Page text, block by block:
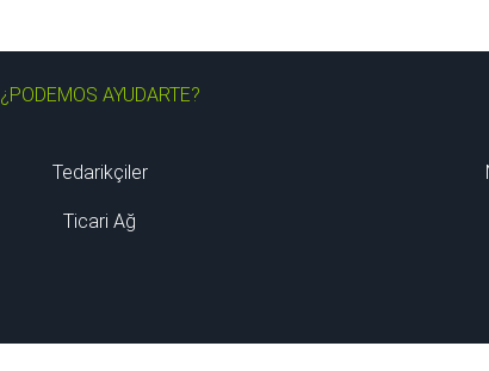
¿PODEMOS AYUDARTE?
Tedarikçiler
Ticari Ağ